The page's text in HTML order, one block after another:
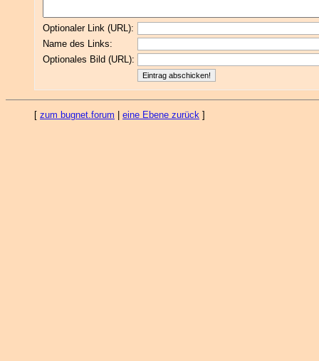
Optionaler Link (URL):
Name des Links:
Optionales Bild (URL):
[ zum bugnet.forum eine Ebene zurück ]